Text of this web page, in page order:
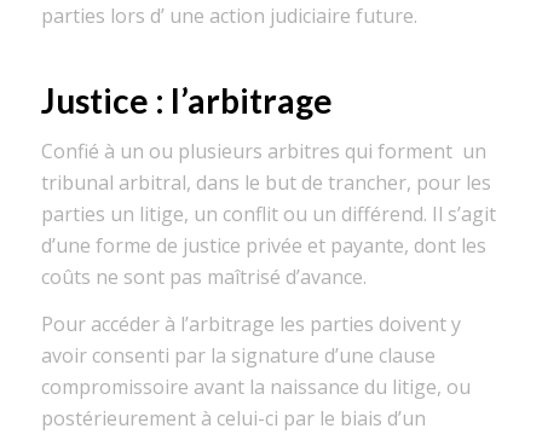
parties lors d’une action judiciaire future.
Justice : l’arbitrage
Confié à un ou plusieurs arbitres qui forment un
tribunal arbitral, dans le but de trancher, pour les
parties un litige, un conflit ou un différend. Il s’agit
d’une forme de justice privée et payante, dont les
coûts ne sont pas maîtrisé d’avance.
Pour accéder à l’arbitrage les parties doivent y
avoir consenti par la signature d’une clause
compromissoire avant la naissance du litige, ou
postérieurement à celui-ci par le biais d’un